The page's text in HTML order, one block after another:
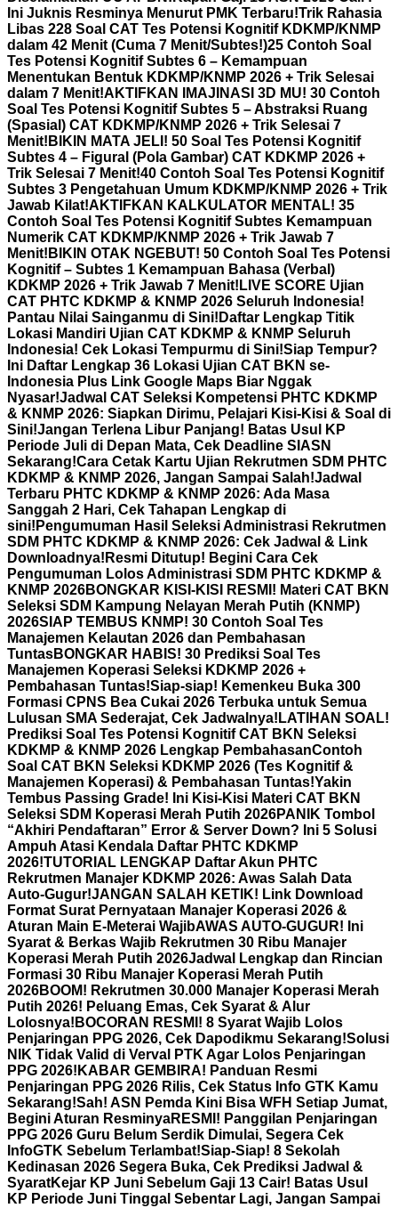
Ini Juknis Resminya Menurut PMK Terbaru!Trik Rahasia
Libas 228 Soal CAT Tes Potensi Kognitif KDKMP/KNMP
dalam 42 Menit (Cuma 7 Menit/Subtes!)25 Contoh Soal
Tes Potensi Kognitif Subtes 6 – Kemampuan
Menentukan Bentuk KDKMP/KNMP 2026 + Trik Selesai
dalam 7 Menit!AKTIFKAN IMAJINASI 3D MU! 30 Contoh
Soal Tes Potensi Kognitif Subtes 5 – Abstraksi Ruang
(Spasial) CAT KDKMP/KNMP 2026 + Trik Selesai 7
Menit! BIKIN MATA JELI! 50 Soal Tes Potensi Kognitif
Subtes 4 – Figural (Pola Gambar) CAT KDKMP 2026 +
Trik Selesai 7 Menit!40 Contoh Soal Tes Potensi Kognitif
Subtes 3 Pengetahuan Umum KDKMP/KNMP 2026 + Trik
Jawab Kilat!AKTIFKAN KALKULATOR MENTAL! 35
Contoh Soal Tes Potensi Kognitif Subtes Kemampuan
Numerik CAT KDKMP/KNMP 2026 + Trik Jawab 7
Menit! BIKIN OTAK NGEBUT! 50 Contoh Soal Tes Potensi
Kognitif – Subtes 1 Kemampuan Bahasa (Verbal)
KDKMP 2026 + Trik Jawab 7 Menit! LIVE SCORE Ujian
CAT PHTC KDKMP & KNMP 2026 Seluruh Indonesia!
Pantau Nilai Sainganmu di Sini! Daftar Lengkap Titik
Lokasi Mandiri Ujian CAT KDKMP & KNMP Seluruh
Indonesia! Cek Lokasi Tempurmu di Sini!Siap Tempur?
Ini Daftar Lengkap 36 Lokasi Ujian CAT BKN se-
Indonesia Plus Link Google Maps Biar Nggak
Nyasar!Jadwal CAT Seleksi Kompetensi PHTC KDKMP
& KNMP 2026: Siapkan Dirimu, Pelajari Kisi-Kisi & Soal di
Sini!Jangan Terlena Libur Panjang! Batas Usul KP
Periode Juli di Depan Mata, Cek Deadline SIASN
Sekarang!Cara Cetak Kartu Ujian Rekrutmen SDM PHTC
KDKMP & KNMP 2026, Jangan Sampai Salah!Jadwal
Terbaru PHTC KDKMP & KNMP 2026: Ada Masa
Sanggah 2 Hari, Cek Tahapan Lengkap di
sini! Pengumuman Hasil Seleksi Administrasi Rekrutmen
SDM PHTC KDKMP & KNMP 2026: Cek Jadwal & Link
Downloadnya! Resmi Ditutup! Begini Cara Cek
Pengumuman Lolos Administrasi SDM PHTC KDKMP &
KNMP 2026BONGKAR KISI-KISI RESMI! Materi CAT BKN
Seleksi SDM Kampung Nelayan Merah Putih (KNMP)
2026SIAP TEMBUS KNMP! 30 Contoh Soal Tes
Manajemen Kelautan 2026 dan Pembahasan
TuntasBONGKAR HABIS! 30 Prediksi Soal Tes
Manajemen Koperasi Seleksi KDKMP 2026 +
Pembahasan Tuntas!Siap-siap! Kemenkeu Buka 300
Formasi CPNS Bea Cukai 2026 Terbuka untuk Semua
Lulusan SMA Sederajat, Cek Jadwalnya! LATIHAN SOAL!
Prediksi Soal Tes Potensi Kognitif CAT BKN Seleksi
KDKMP & KNMP 2026 Lengkap PembahasanContoh
Soal CAT BKN Seleksi KDKMP 2026 (Tes Kognitif &
Manajemen Koperasi) & Pembahasan Tuntas!Yakin
Tembus Passing Grade! Ini Kisi-Kisi Materi CAT BKN
Seleksi SDM Koperasi Merah Putih 2026PANIK Tombol
“Akhiri Pendaftaran” Error & Server Down? Ini 5 Solusi
Ampuh Atasi Kendala Daftar PHTC KDKMP
2026!TUTORIAL LENGKAP Daftar Akun PHTC
Rekrutmen Manajer KDKMP 2026: Awas Salah Data
Auto-Gugur!JANGAN SALAH KETIK! Link Download
Format Surat Pernyataan Manajer Koperasi 2026 &
Aturan Main E-Meterai WajibAWAS AUTO-GUGUR! Ini
Syarat & Berkas Wajib Rekrutmen 30 Ribu Manajer
Koperasi Merah Putih 2026Jadwal Lengkap dan Rincian
Formasi 30 Ribu Manajer Koperasi Merah Putih
2026BOOM! Rekrutmen 30.000 Manajer Koperasi Merah
Putih 2026! Peluang Emas, Cek Syarat & Alur
Lolosnya! BOCORAN RESMI! 8 Syarat Wajib Lolos
Penjaringan PPG 2026, Cek Dapodikmu Sekarang!Solusi
NIK Tidak Valid di Verval PTK Agar Lolos Penjaringan
PPG 2026! KABAR GEMBIRA! Panduan Resmi
Penjaringan PPG 2026 Rilis, Cek Status Info GTK Kamu
Sekarang!Sah! ASN Pemda Kini Bisa WFH Setiap Jumat,
Begini Aturan ResminyaRESMI! Panggilan Penjaringan
PPG 2026 Guru Belum Serdik Dimulai, Segera Cek
InfoGTK Sebelum Terlambat!Siap-Siap! 8 Sekolah
Kedinasan 2026 Segera Buka, Cek Prediksi Jadwal &
SyaratKejar KP Juni Sebelum Gaji 13 Cair! Batas Usul
KP Periode Juni Tinggal Sebentar Lagi, Jangan Sampai